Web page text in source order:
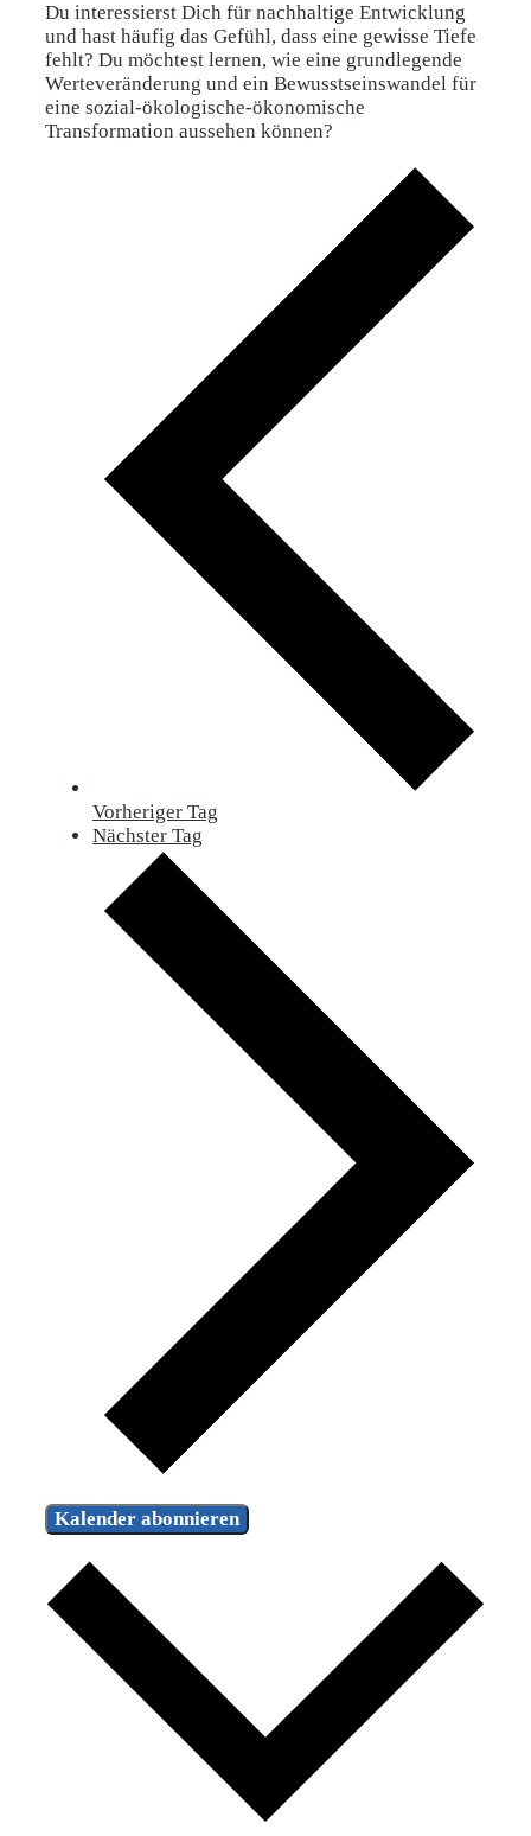
Du interessierst Dich für nachhaltige Entwicklung
und hast häufig das Gefühl, dass eine gewisse Tiefe
fehlt? Du möchtest lernen, wie eine grundlegende
Werteveränderung und ein Bewusstseinswandel für
eine sozial-ökologische-ökonomische
Transformation aussehen können?
Vorheriger Tag
Nächster Tag
Kalender abonnieren